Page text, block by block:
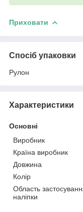
Приховати
Спосіб упаковки
Рулон
Характеристики
Основні
Виробник
Країна виробник
Довжина
Колір
Область
наліпки